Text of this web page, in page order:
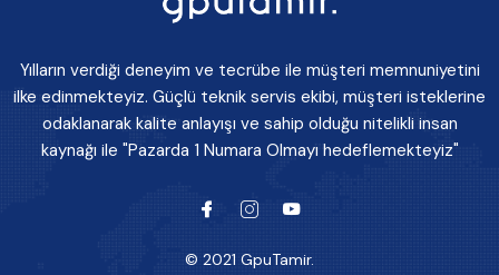
Yılların verdiği deneyim ve tecrübe ile müşteri memnuniyetini
ilke edinmekteyiz. Güçlü teknik servis ekibi, müşteri isteklerine
odaklanarak kalite anlayışı ve sahip olduğu nitelikli insan
kaynağı ile "Pazarda 1 Numara Olmayı hedeflemekteyiz"
© 2021 GpuTamir.